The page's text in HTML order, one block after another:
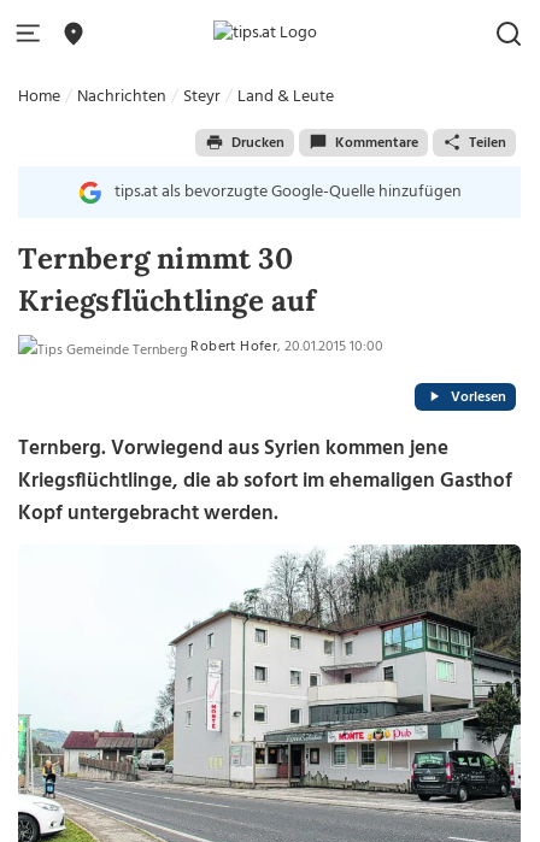
Home Nachrichten Steyr Land & Leute
Drucken Kommentare Teilen
tips.at als bevorzugte Google-Quelle hinzufügen
Ternberg nimmt 30
Kriegsflüchtlinge auf
Robert Hofer, 20.01.2015 10:00
Vorlesen
Ternberg. Vorwiegend aus Syrien kommen jene
Kriegsflüchtlinge, die ab sofort im ehemaligen Gasthof
Kopf untergebracht werden.